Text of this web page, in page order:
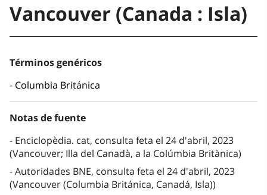
Vancouver (Canada : Isla)
Términos genéricos
Columbia Británica
Notas de fuente
Enciclopèdia. cat, consulta feta el 24 d'abril, 2023
(Vancouver; Illa del Canadà, a la Colúmbia Britànica)
Autoridades BNE, consulta feta el 24 d'abril, 2023
(Vancouver (Columbia Británica, Canadá, Isla))